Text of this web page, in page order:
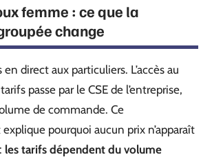
femme : ce que la
change
direct aux particuliers. L’accès au
passe par le CSE de l’entreprise,
de commande. Ce
pourquoi aucun prix n’apparaît
les tarifs dépendent du volume